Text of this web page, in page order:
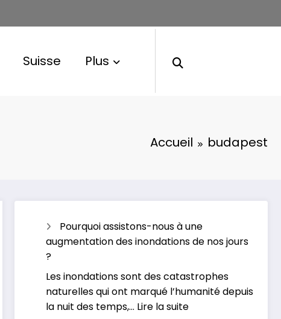
Suisse Plus
Accueil budapest
Pourquoi assistons-nous à une
augmentation des inondations de nos jours
?
Les inondations sont des catastrophes
naturelles qui ont marqué l’humanité depuis
la nuit des temps,… Lire la suite: